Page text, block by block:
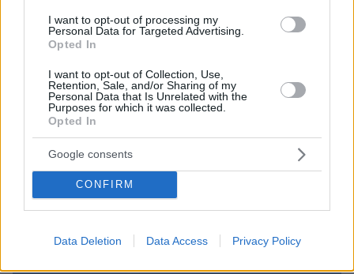
I want to opt-out of processing my
Personal Data for Targeted Advertising.
Opted In
I want to opt-out of Collection, Use,
Retention, Sale, and/or Sharing of my
Personal Data that Is Unrelated with the
Purposes for which it was collected.
Opted In
Google consents
CONFIRM
Data Deletion Data Access Privacy Policy
Στη ΓΑΔΑ κρατείται η 46χρονη που κατηγορείται
για την επίθεση στη Marfin, δείτε βίντεο και
φωτογραφίες
06.08.2026, 23:17